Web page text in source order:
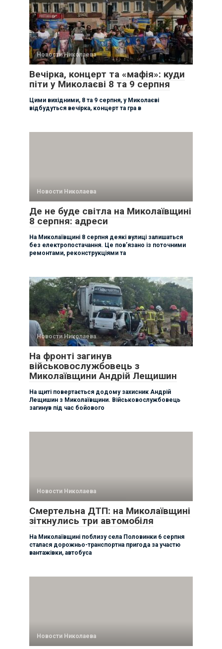
Новости Николаева
Вечірка, концерт та «мафія»: куди
піти у Миколаєві 8 та 9 серпня
Цими вихідними, 8 та 9 серпня, у Миколаєві
відбудуться вечірка, концерт та гра в
Новости Николаева
Де не буде світла на Миколаївщині
8 серпня: адреси
На Миколаївщині 8 серпня деякі вулиці залишаться
без електропостачання. Це пов’язано із поточними
ремонтами, реконструкціями та
Новости Николаева
На фронті загинув
військовослужбовець з
Миколаївщини Андрій Лещишин
На щиті повертається додому захисник Андрій
Лещишин з Миколаївщини. Військовослужбовець
загинув під час бойового
Новости Николаева
Смертельна ДТП: на Миколаївщині
зіткнулись три автомобіля
На Миколаївщині поблизу села Половинки 6 серпня
сталася дорожньо-транспортна пригода за участю
вантажівки, автобуса
Новости Николаева